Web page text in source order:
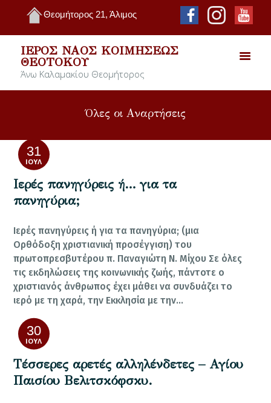
Θεομήτορος 21, Άλιμος
ΙΕΡΌΣ ΝΑΌΣ ΚΟΙΜΉΣΕΩΣ
ΘΕΟΤΌΚΟΥ
Άνω Καλαμακίου Θεομήτορος
Όλες οι Αναρτήσεις
31
ΙΟΎΛ
Ιερές πανηγύρεις ή… για τα
πανηγύρια;
Ιερές πανηγύρεις ή για τα πανηγύρια; (μια
Ορθόδοξη χριστιανική προσέγγιση) του
πρωτοπρεσβυτέρου π. Παναγιώτη Ν. Μίχου Σε όλες
τις εκδηλώσεις της κοινωνικής ζωής, πάντοτε ο
χριστιανός άνθρωπος έχει μάθει να συνδυάζει το
ιερό με τη χαρά, την Εκκλησία με την…
30
ΙΟΎΛ
Τέσσερες αρετές αλληλένδετες – Αγίου
Παισίου Βελιτσκόφσκυ.